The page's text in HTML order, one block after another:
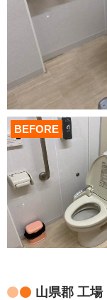
BEFORE
山県郡 工